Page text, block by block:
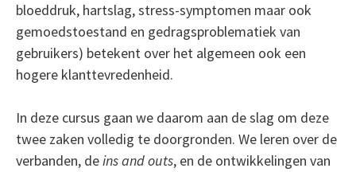
bloeddruk, hartslag, stress-symptomen maar ook
gemoedstoestand en gedragsproblematiek van
gebruikers) betekent over het algemeen ook een
hogere klanttevredenheid.
In deze cursus gaan we daarom aan de slag om deze
twee zaken volledig te doorgronden. We leren over de
verbanden, deins and outs, en de ontwikkelingen van